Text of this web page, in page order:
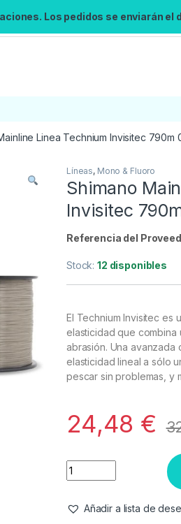
Los pedidos se enviarán el
disponible
widget de búsqueda.
Linea Technium Invisitec 790m
Líneas, Mono & Fluoro
Shimano
Invisitec
Referencia del
Stock:12 disponibles
El Technium Invisitec es
elasticidad que combina
abrasión. Una
elasticidad lineal a sólo
pescar sin problemas, y
24,48 €
Añadir a lista de